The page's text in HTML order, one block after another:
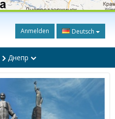
Anmelden Deutsch
Днепр